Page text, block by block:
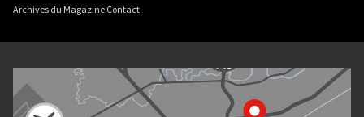
Archives du Magazine Contact